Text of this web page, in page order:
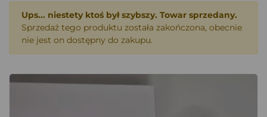
Ups... niestety ktoś był szybszy. Towar sprzedany.
Sprzedaż tego produktu została zakończona, obecnie
nie jest on dostępny do zakupu.